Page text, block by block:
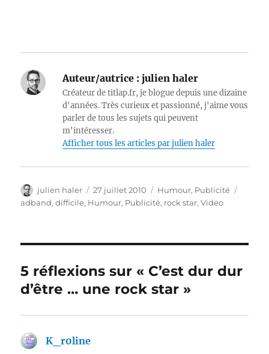
Auteur/autrice : julien haler
Créateur de titlap.fr, je blogue depuis une dizaine
d'années. Très curieux et passionné, j'aime vous
parler de tous les sujets qui peuvent
m'intéresser.
Afficher tous les articles par julien haler
Auteur
julien haler
Publié
le
27 juillet 2010 Catégories
Humour, Publicité
adband,difficile, Humour, Publicité, rock star,Video
5 réflexions sur « C’est dur dur
d’être … une rock star »
K_r0line